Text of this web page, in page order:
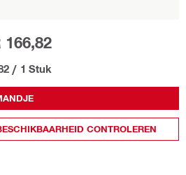
166,82
/ 1 Stuk
CONTROLEREN